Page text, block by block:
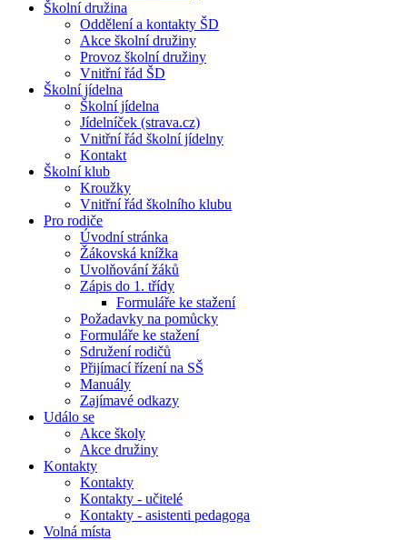
Školní družina
Oddělení a kontakty ŠD
Akce školní družiny
Provoz školní družiny
Vnitřní řád ŠD
Školní jídelna
Školní jídelna
Jídelníček (strava.cz)
Vnitřní řád školní jídelny
Kontakt
Školní klub
Kroužky
Vnitřní řád školního klubu
Pro rodiče
Úvodní stránka
Žákovská knížka
Uvolňování žáků
Zápis do 1. třídy
Formuláře ke stažení
Požadavky na pomůcky
Formuláře ke stažení
Sdružení rodičů
Přijímací řízení na SŠ
Manuály
Zajímavé odkazy
Událo se
Akce školy
Akce družiny
Kontakty
Kontakty
Kontakty - učitelé
Kontakty - asistenti pedagoga
Volná místa